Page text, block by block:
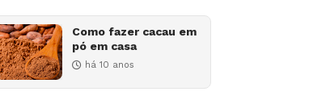
Como fazer cacau em
pó em casa
há 10 anos